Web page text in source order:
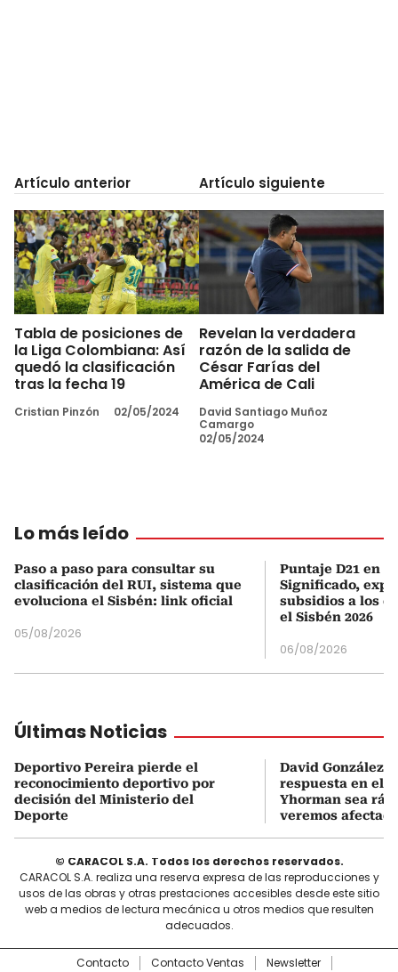
Artículo anterior
Tabla de posiciones de
la Liga Colombiana: Así
quedó la clasificación
tras la fecha 19
Cristian Pinzón 02/05/2024
Artículo siguiente
Revelan la verdadera
razón de la salida de
César Farías del
América de Cali
David Santiago Muñoz
Camargo
02/05/2024
Lo más leído
Paso a paso para consultar su
clasificación del RUI, sistema que
evoluciona el Sisbén: link oficial
05/08/2026
Puntaje D21 en
Significado,
subsidios a los
el Sisbén 2026
06/08/2026
Últimas Noticias
Deportivo Pereira pierde el
reconocimiento deportivo por
decisión del Ministerio del
Deporte
David González
respuesta en el
Yhorman sea
veremos
© CARACOL S.A. Todos los derechos reservados.
CARACOL S.A. realiza una reserva expresa de las reproducciones y
usos de las obras y otras prestaciones accesibles desde este sitio
web a medios de lectura mecánica u otros medios que resulten
adecuados.
Contacto Contacto Ventas Newsletter